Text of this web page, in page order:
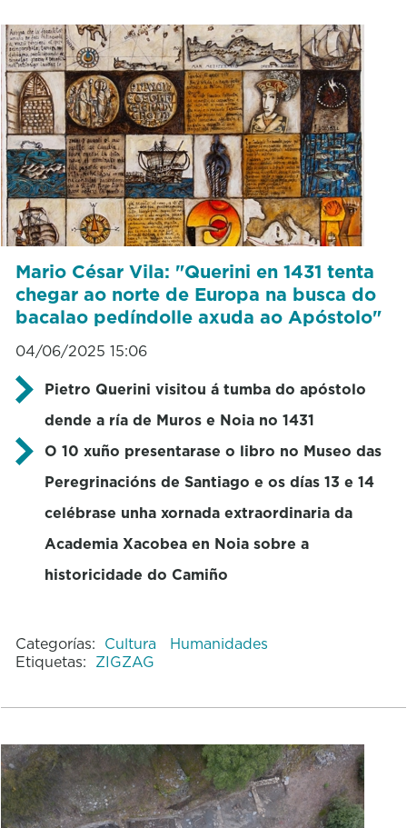
Mario César Vila: "Querini en 1431 tenta
chegar ao norte de Europa na busca do
bacalao pedíndolle axuda ao Apóstolo"
04/06/2025 15:06
Pietro Querini visitou á tumba do apóstolo
dende a ría de Muros e Noia no 1431
O 10 xuño presentarase o libro no Museo das
Peregrinacións de Santiago e os días 13 e 14
celébrase unha xornada extraordinaria da
Academia Xacobea en Noia sobre a
historicidade do Camiño
Categorías: Cultura
Humanidades
Etiquetas: ZIGZAG